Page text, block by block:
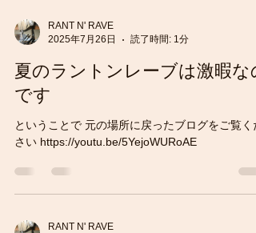
RANT N' RAVE
2025年7月26日
読了時間: 1分
夏のラントンレーブは激暇な
です
ということで 元の場所に戻ったブログをご覧く
さい https://youtu.be/5YejoWURoAE
RANT N' RAVE